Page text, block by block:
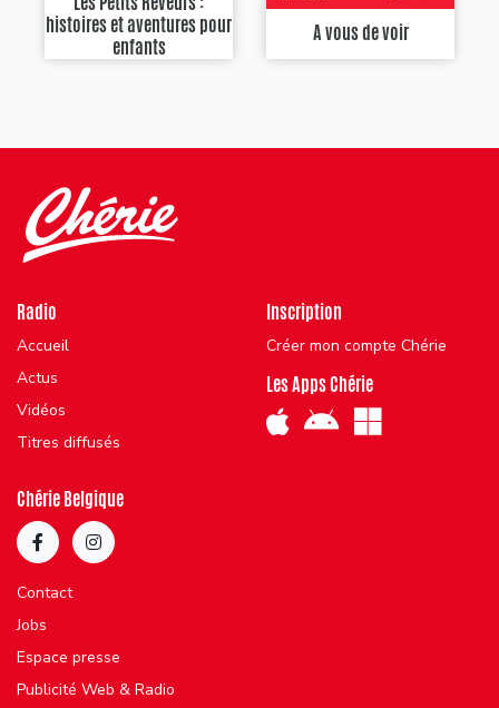
histoires et aventures pour
enfants
A vous de voir
Radio
Accueil
Actus
Vidéos
Titres diffusés
Inscription
Créer mon compte Chérie
Les Apps Chérie
Chérie Belgique
Contact
Jobs
Espace presse
Publicité Web & Radio